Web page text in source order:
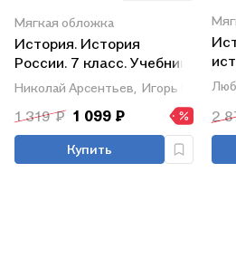
Мягкая обложка
История. История
России. 7 класс. Учебник.
В 2-х частях. Часть 1
Николай Арсентьев, Игорь Курукин,
1 319 ₽ 1 099 ₽
Купить
2